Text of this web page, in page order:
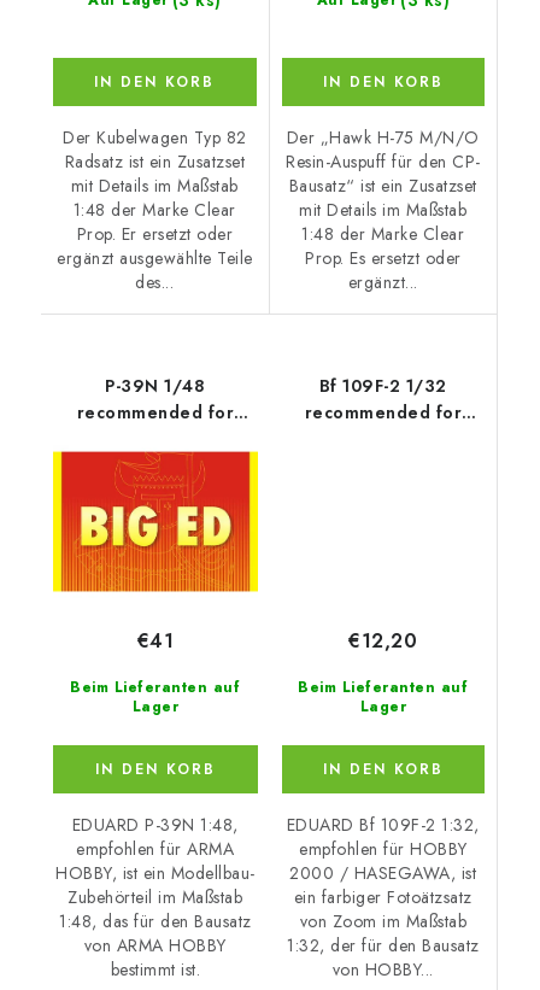
IN DEN KORB
Der Kubelwagen Typ 82
Radsatz ist ein Zusatzset
mit Details im Maßstab
1:48 der Marke Clear
Prop. Er ersetzt oder
ergänzt ausgewählte Teile
des...
IN DEN KORB
Der „Hawk H-75 M/N/O
Resin-Auspuff für den CP-
Bausatz“ ist ein Zusatzset
mit Details im Maßstab
1:48 der Marke Clear
Prop. Es ersetzt oder
ergänzt...
P-39N 1/48
recommended for
Beim Lieferanten auf
Lager
€41
IN DEN KORB
EDUARD P-39N 1:48,
empfohlen für ARMA
HOBBY, ist ein Modellbau-
Zubehörteil im Maßstab
1:48, das für den Bausatz
von ARMA HOBBY
bestimmt ist.
Bf 109F-2 1/32
recommended for
Beim Lieferanten auf
Lager
€12,20
IN DEN KORB
EDUARD Bf 109F-2 1:32,
empfohlen für HOBBY
2000 / HASEGAWA, ist
ein farbiger Fotoätzsatz
von Zoom im Maßstab
1:32, der für den Bausatz
von HOBBY...